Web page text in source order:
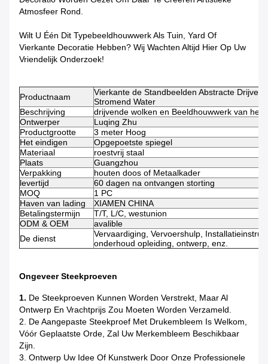
Atmosfeer Rond.
Wilt U Één Dit Typebeeldhouwwerk Als Tuin, Yard Of
Vierkante Decoratie Hebben? Wij Wachten Altijd Hier Op Uw
Vriendelijk Onderzoek!
Productnaam
Vierkante de Standbeelden Abstracte
Stromend Water
Beschrijving
drijvende wolken en Beeldhouwwerk van het
Ontwerper
Luqing Zhu
Productgrootte
3 meter Hoog
Het eindigen
Opgepoetste spiegel
Materiaal
roestvrij staal
Plaats
Guangzhou
Verpakking
houten doos of Metaalkader
levertijd
60 dagen na ontvangen storting
MOQ
1 PC
Haven van lading
XIAMEN CHINA
Betalingstermijn
T/T, L/C, westunion
ODM & OEM
avalible
De dienst
Vervaardiging, Vervoershulp,
onderhoud opleiding, ontwerp, enz.
Ongeveer Steekproeven
1. De Steekproeven Kunnen Worden Verstrekt, Maar Al
Ontwerp En Vrachtprijs Zou Moeten Worden Verzameld.
2. De Aangepaste Steekproef Met Drukembleem Is Welkom,
Vóór Geplaatste Orde, Zal Uw Merkembleem Beschikbaar
Zijn.
3. Ontwerp Uw Idee Of Kunstwerk Door Onze Professionele